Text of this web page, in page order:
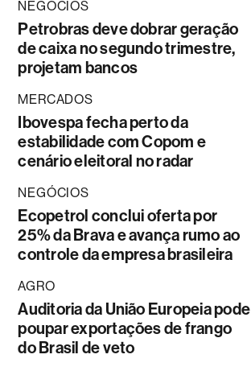
NEGÓCIOS
Petrobras deve dobrar geração
de caixa no segundo trimestre,
projetam bancos
MERCADOS
Ibovespa fecha perto da
estabilidade com Copom e
cenário eleitoral no radar
NEGÓCIOS
Ecopetrol conclui oferta por
25% da Brava e avança rumo ao
controle da empresa brasileira
AGRO
Auditoria da União Europeia pode
poupar exportações de frango
do Brasil de veto